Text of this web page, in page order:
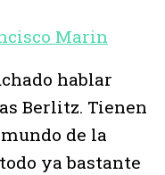
Marin
hablar
Berlitz. Tienen
de la
ya bastante